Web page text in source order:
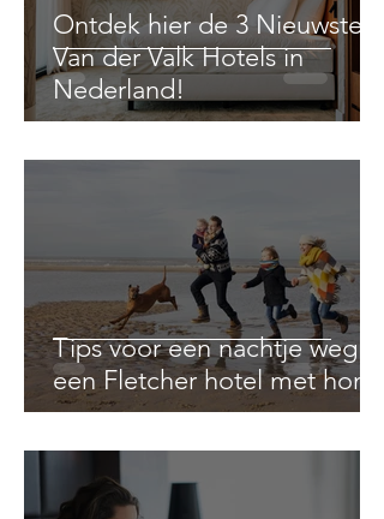
Ontdek hier de 3 Nieuwste
Van der Valk Hotels in
Nederland!
Tips voor een nachtje weg in
een Fletcher hotel met hond